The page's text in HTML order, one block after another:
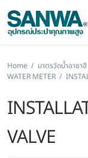
Home / มาตรวัดน้ำอาซา
WATER METER /
VALVE